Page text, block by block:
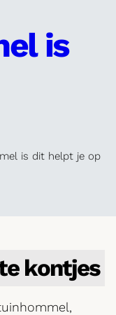
is
is dit helpt je op
kontjes